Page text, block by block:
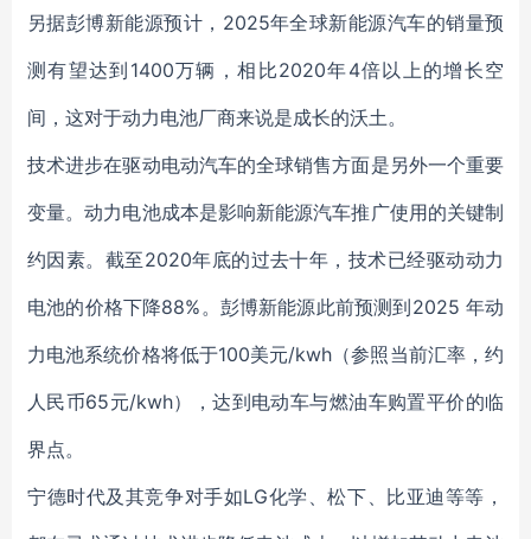
另据彭博新能源预计，2025年全球新能源汽车的销量预
测有望达到1400万辆，相比2020年4倍以上的增长空
间，这对于动力电池厂商来说是成长的沃土。
技术进步在驱动电动汽车的全球销售方面是另外一个重要
变量。动力电池成本是影响新能源汽车推广使用的关键制
约因素。截至2020年底的过去十年，技术已经驱动动力
电池的价格下降88%。彭博新能源此前预测到2025 年动
力电池系统价格将低于100美元/kwh（参照当前汇率，约
人民币65元/kwh），达到电动车与燃油车购置平价的临
界点。
宁德时代及其竞争对手如LG化学、松下、比亚迪等等，